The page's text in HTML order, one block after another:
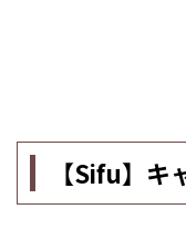
【Sifu】